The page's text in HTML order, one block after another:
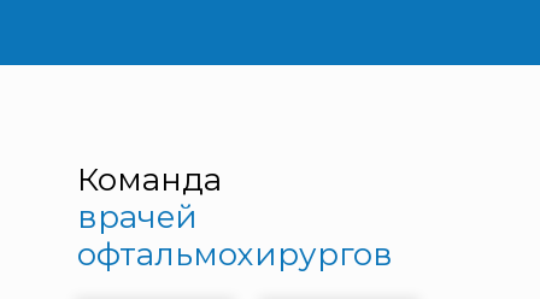
Команда
врачей
офтальмохирургов